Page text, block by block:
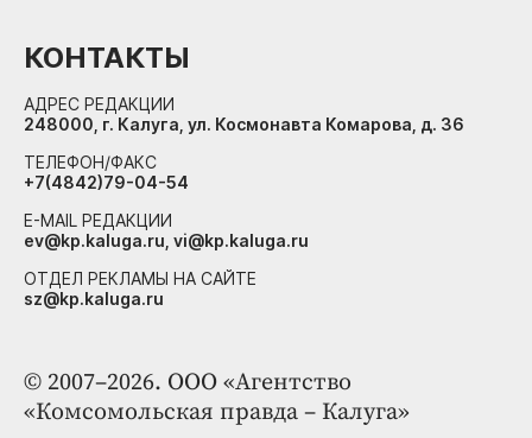
© 2007–2026. ООО «Агентство
«Комсомольская правда – Калуга»
КОНТАКТЫ
АДРЕС РЕДАКЦИИ
248000, г. Калуга, ул. Космонавта Комарова, д. 36
ТЕЛЕФОН/ФАКС
+7(4842)79-04-54
E-MAIL РЕДАКЦИИ
ev@kp.kaluga.ru, vi@kp.kaluga.ru
ОТДЕЛ РЕКЛАМЫ НА САЙТЕ
sz@kp.kaluga.ru